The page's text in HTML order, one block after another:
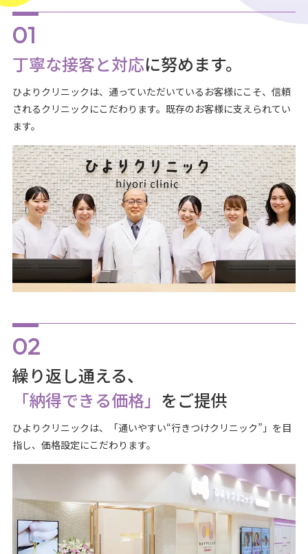
丁寧な接客と対応に努めます。
ひよりクリニックは、通っていただいているお客様にこそ、信頼
されるクリニックにこだわります。既存のお客様に支えられてい
ます。
繰り返し通える、
「納得できる価格」 をご提供
ひよりクリニックは、「通いやすい“行きつけクリニック”」を目
指し、価格設定にこだわります。